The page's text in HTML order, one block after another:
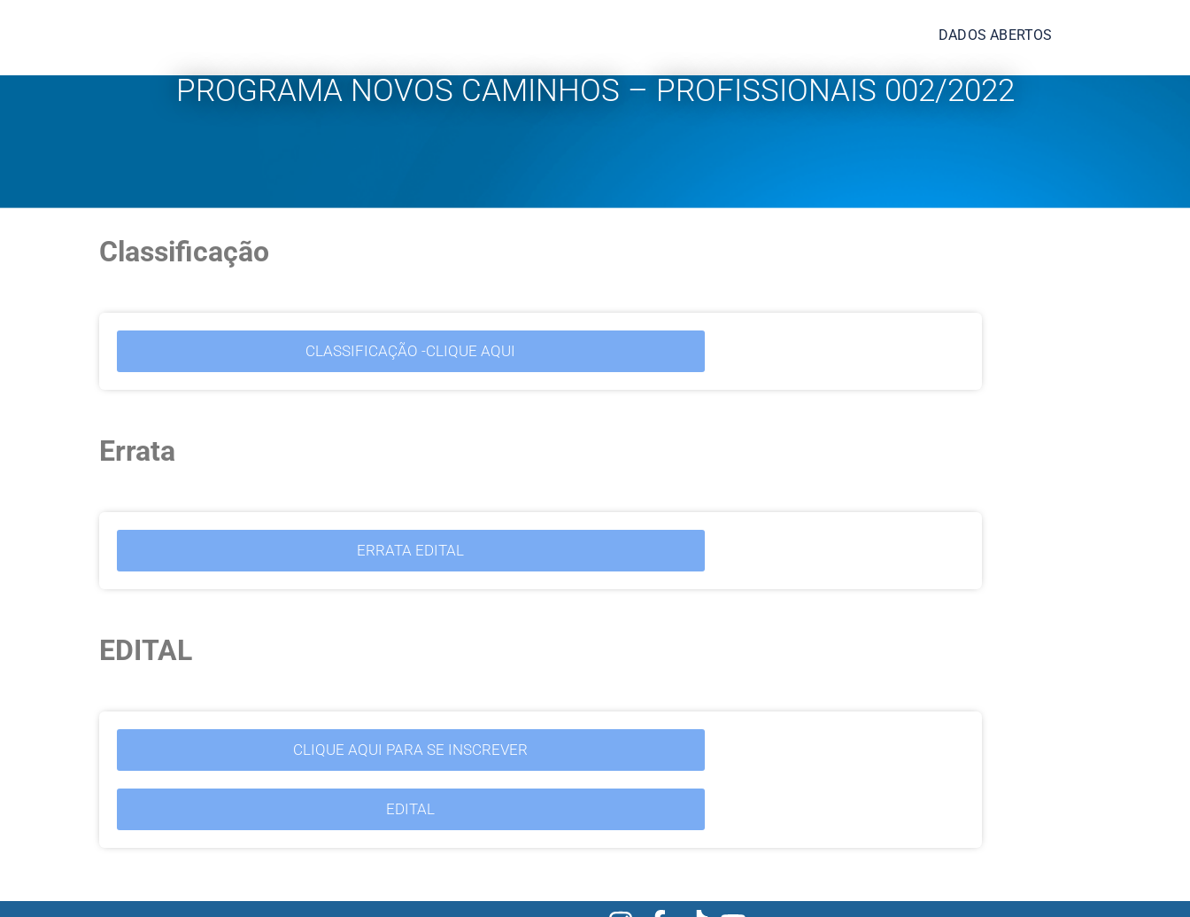
DADOS ABERTOS
PROGRAMA NOVOS CAMINHOS – PROFISSIONAIS 002/2022
Classificação
CLASSIFICAÇÃO -CLIQUE AQUI
Errata
ERRATA EDITAL
EDITAL
CLIQUE AQUI PARA SE INSCREVER
EDITAL